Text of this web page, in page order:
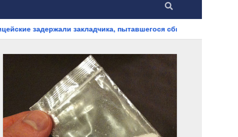
пытавшегося сбыть партию синтетического